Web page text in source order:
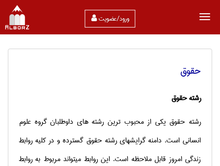
ورود/عضویت
حقوق
رشته حقوق
رشته حقوق یکی از محبوب ترین رشته‏ های داوطلبان گروه علوم
انسانی است. دامنه گرایش‏های رشته حقوق گسترده و در کلیه روابط
زندگی امروز قابل ملاحظه است. این روابط می‏تواند مربوط به روابط